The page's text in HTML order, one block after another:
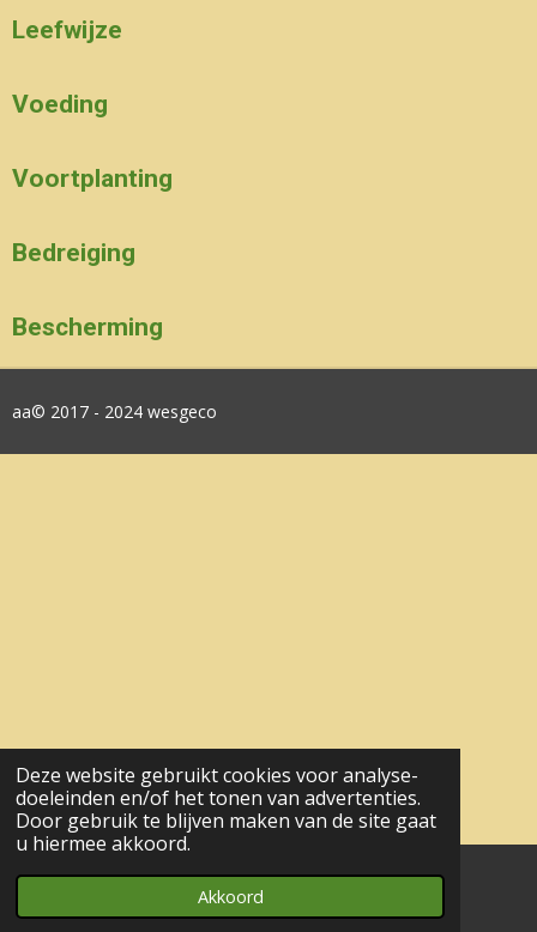
Deze website gebruikt cookies voor analyse-
doeleinden en/of het tonen van advertenties.
Door gebruik te blijven maken van de site gaat
u hiermee akkoord.
Akkoord
Leefwijze
Voeding
Voortplanting
Bedreiging
Bescherming
aa© 2017 - 2024 wesgeco